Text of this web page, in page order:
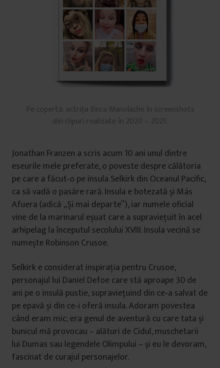
Pe copertă: actrița Ilinca Manolache în screenshots
din clipuri realizate în 2020 – 2021.
Jonathan Franzen a scris acum 10 ani unul dintre
eseurile mele preferate, o poveste despre călătoria
pe care a făcut‐o pe insula Selkirk din Oceanul Pacific,
ca să vadă o pasăre rară. Insula e botezată și Más
Afuera (adică „Și mai departe”), iar numele oficial
vine de la marinarul eșuat care a supraviețuit în acel
arhipelag la începutul secolului XVIII. Insula vecină se
numește Robinson Crusoe.
Selkirk e considerat inspirația pentru Crusoe,
personajul lui Daniel Defoe care stă aproape 30 de
ani pe o insulă pustie, supraviețuind din ce‐a salvat de
pe epavă și din ce‐i oferă insula. Adoram povestea
când eram mic; era genul de aventură cu care tata și
bunicul mă provocau – alături de Cidul, muschetarii
lui Dumas sau legendele Olimpului – și eu le devoram,
fascinat de curajul personajelor.